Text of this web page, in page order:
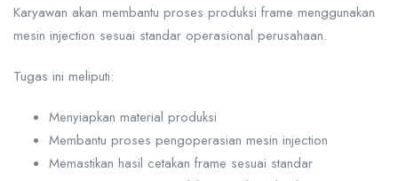
Karyawan akan membantu proses produksi frame menggunakan
mesin injection sesuai standar operasional perusahaan.
Tugas ini meliputi:
Menyiapkan material produksi
Membantu proses pengoperasian mesin injection
Memastikan hasil cetakan frame sesuai standar